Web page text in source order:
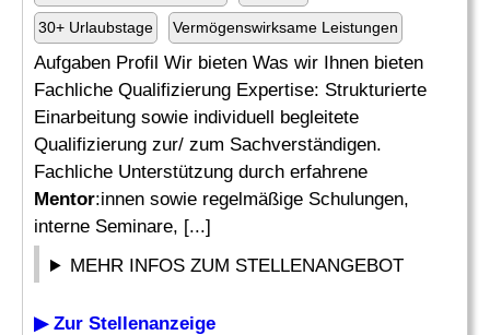
30+ Urlaubstage Vermögenswirksame Leistungen
Aufgaben Profil Wir bieten Was wir Ihnen bieten
Fachliche Qualifizierung Expertise: Strukturierte
Einarbeitung sowie individuell begleitete
Qualifizierung zur/ zum Sachverständigen.
Fachliche Unterstützung durch erfahrene
Mentor:innen sowie regelmäßige Schulungen,
interne Seminare, [...]
MEHR INFOS ZUM STELLENANGEBOT
▶ Zur Stellenanzeige